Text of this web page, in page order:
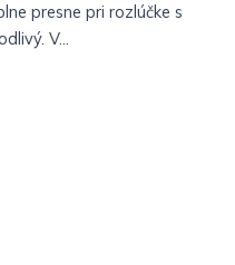
presne pri rozlúčke s
V...